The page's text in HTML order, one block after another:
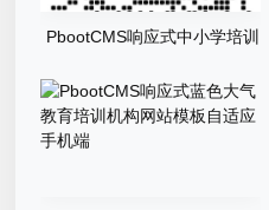
PbootCMS响应式中小学培训
端